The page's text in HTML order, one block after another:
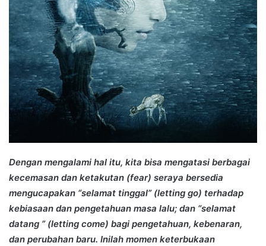
Dengan mengalami hal itu, kita bisa mengatasi berbagai
kecemasan dan ketakutan (fear) seraya bersedia
mengucapakan “selamat tinggal” (letting go) terhadap
kebiasaan dan pengetahuan masa lalu; dan “selamat
datang ” (letting come) bagi pengetahuan, kebenaran,
dan perubahan baru. Inilah momen keterbukaan